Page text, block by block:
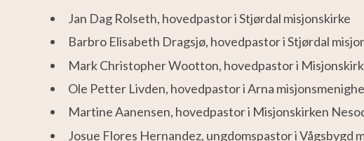
Jan Dag Rolseth, hovedpastor i Stjørdal misjonskirke
Barbro Elisabeth Dragsjø, hovedpastor i Stjørdal
Mark Christopher Wootton, hovedpastor i
Ole Petter Livden, hovedpastor i Arna
Martine Aanensen, hovedpastor i Misjonskirken
Josue Flores Hernandez, ungdomspastor i Vågsbygd